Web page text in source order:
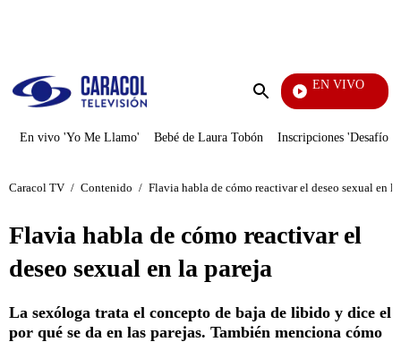
Enviar
EN VIVO
En vivo 'Yo Me Llamo' Bebé de Laura Tobón Inscripciones 'Desafío'
Caracol TV / Contenido / Flavia habla de cómo reactivar el deseo sexual en
Flavia habla de cómo reactivar el
deseo sexual en la pareja
La sexóloga trata el concepto de baja de libido y dice el
por qué se da en las parejas. También menciona cómo